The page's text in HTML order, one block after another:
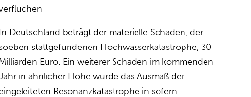
!
In Deutschland beträgt der materielle Schaden, der
soeben stattgefundenen Hochwasserkatastrophe, 30
Milliarden Euro. Ein weiterer Schaden im kommenden
in ähnlicher Höhe würde das Ausmaß der
Resonanzkatastrophe in sofern